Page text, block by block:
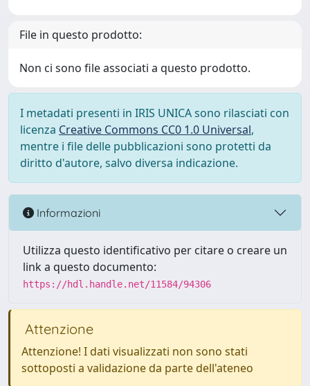
File in questo prodotto:
Non ci sono file associati a questo prodotto.
I metadati presenti in IRIS UNICA sono rilasciati con
licenza Creative Commons CC0 1.0 Universal,
mentre i file delle pubblicazioni sono protetti da
diritto d'autore, salvo diversa indicazione.
Informazioni
Utilizza questo identificativo per citare o creare un
link a questo documento:
https://hdl.handle.net/11584/94306
Attenzione
Attenzione! I dati visualizzati non sono stati
sottoposti a validazione da parte dell'ateneo